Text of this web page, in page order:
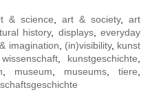
& science art & society, art
history, displays, everyday
imagination (in)visibility, kunst
, kunstgeschichte
museum museums ,tiere